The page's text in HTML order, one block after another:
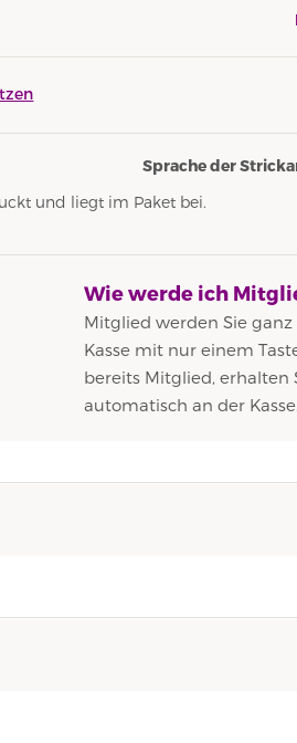
Sprache der
und liegt im Paket bei.
Wie werde ich
Mitglied werden Sie
Kasse mit nur einem
bereits Mitglied, erhalten
automatisch an der Kasse.